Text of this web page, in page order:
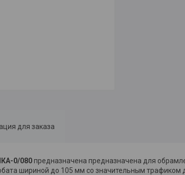
для заказа
0/080предназначена предназначена для
шириной до 105 мм со значительным трафиком